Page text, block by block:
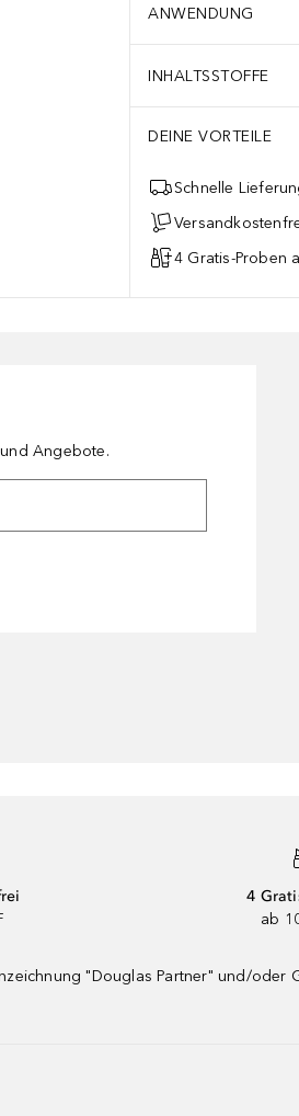
ANWENDUNG
INHALTSSTOFFE
DEINE VORTEILE
Schnelle
4 Gratis-Proben
Angebote.
4
ab
"Douglas Partner" und/oder